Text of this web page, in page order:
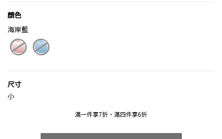
顏色
海岸藍
尺寸
小
滿一件享7折，滿四件享6折